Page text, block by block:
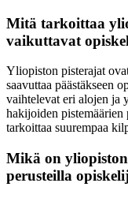
Mitä tarkoittaa
vaikuttavat
Yliopiston pisterajat
saavuttaa päästäkseen
vaihtelevat eri alojen ja
hakijoiden
tarkoittaa suurempaa
Mikä on
perusteilla